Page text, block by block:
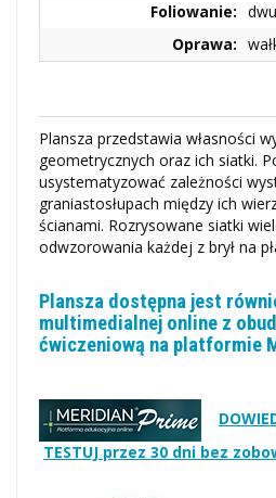
Foliowanie:
Oprawa:
Plansza przedstawia własności
geometrycznych oraz ich siatki.
usystematyzować zależności
graniastosłupach między ich
ścianami. Rozrysowane siatki
odwzorowania każdej z brył na
Plansza dostępna jest
multimedialnej online z
ćwiczeniową na platformie
TESTUJ przez 30 dni bez